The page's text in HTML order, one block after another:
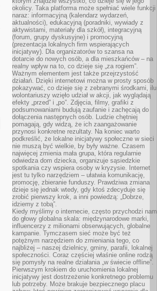
okolicy. Taka platforma może spełniać wiele funkcji
naraz: informacyjną (kalendarz wydarzeń,
aktualności), edukacyjną (poradniki, wywiady z
aktywistami, materiały dla szkół), integracyjną
(forum, grupy dyskusyjne) i promocyjną
(prezentacja lokalnych firm wspierających
inicjatywy). Dla organizatorów to szansa na
dotarcie do nowych osób, a dla mieszkańców – na
realny wpływ na to, co dzieje się „za rogiem”.
Ważnym elementem jest także przejrzystość
działań. Dzięki internetowi można w prosty sposób
pokazywać, co dzieje się z zebranymi środkami, ilu
wolontariuszy wzięło udział w akcji, jak wyglądają
efekty „przed” i „po”. Zdjęcia, filmy, grafiki z
podsumowaniami budują zaufanie i zachęcają do
dołączenia następnych osób. Ludzie chętniej
pomagają, gdy widzą, że ich zaangażowanie
przynosi konkretne rezultaty. Na koniec warto
podkreślić, że lokalne inicjatywy społeczne w sieci
nie muszą być wielkie, by były ważne. Czasem
najwięcej zmienia mała grupa, która regularnie
odwiedza dom dziecka, organizuje sąsiedzkie
spotkania czy wspiera osoby w kryzysie. Internet
jest tu tylko narzędziem – ułatwia komunikację,
promocję, zbieranie funduszy. Prawdziwa zmiana
dzieje się jednak wtedy, gdy ktoś zdecyduje się
zrobić pierwszy krok, a inni powiedzą: „Dobrze,
idziemy z tobą”.
Kiedy myślimy o internecie, często przychodzi nam
do głowy globalna skala: międzynarodowe marki,
influencerzy z milionami obserwujących, globalne
kampanie. Tymczasem sieć może być też
potężnym narzędziem do zmieniania tego, co
najbliżej – naszej dzielnicy, gminy, parafii, lokalnej
społeczności. Coraz częściej właśnie online rodzą
się pomysły na realne działania „w świecie offline”.
Pierwszym krokiem do uruchomienia lokalnej
inicjatywy jest dostrzeżenie konkretnego problemu
lub potrzeby. Może brakuje bezpiecznego placu